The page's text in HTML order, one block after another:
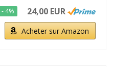
- 4% 24,00 EUR
Acheter sur Amazon